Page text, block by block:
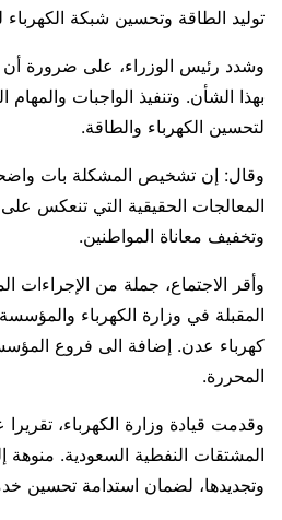
توليد الطاقة وتحسين شبكة
وشدد رئيس الوزراء، على ضرورة أن
بهذا الشأن. وتنفيذ الواجبات
لتحسين الكهرباء والطاقة.
وقال: إن تشخيص المشكلة بات
المعالجات الحقيقية التي تنعكس
وتخفيف معاناة المواطنين.
وأقر الاجتماع، جملة من الإجراءات
المقبلة في وزارة الكهرباء
كهرباء عدن. إضافة الى فروع
المحررة.
وقدمت قيادة وزارة الكهرباء،
المشتقات النفطية السعودية. منوهة
وتجديدها، لضمان استدامة تحسين